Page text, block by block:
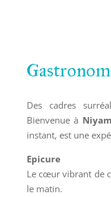
Des cadres
Bienvenue à
instant, est une
Epicure
Le cœur vibrant de
le matin.